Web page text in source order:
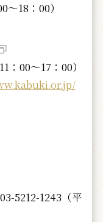
18：00）
00～17：00）
5212-1243（平